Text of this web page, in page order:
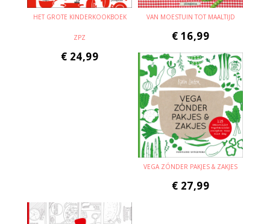
HET GROTE KINDERKOOKBOEK
ZPZ
€ 24,99
VAN MOESTUIN TOT MAALTIJD
€ 16,99
VEGA ZÓNDER PAKJES & ZAKJES
€ 27,99